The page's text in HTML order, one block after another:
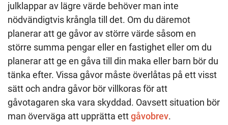
julklappar av lägre värde behöver man inte
nödvändigtvis krångla till det. Om du däremot
planerar att ge gåvor av större värde såsom en
större summa pengar eller en fastighet eller om du
planerar att ge en gåva till din maka eller barn bör du
tänka efter. Vissa gåvor måste överlåtas på ett visst
sätt och andra gåvor bör villkoras för att
gåvotagaren ska vara skyddad. Oavsett situation bör
man överväga att upprätta ettgåvobrev.